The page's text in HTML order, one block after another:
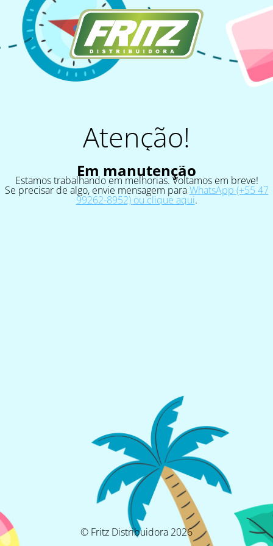
Atenção!
Em manutenção
Estamos trabalhando em melhorias. Voltamos em breve!
Se precisar de algo, envie mensagem paraWhatsApp (+55 47
99262-8952) ou clique aqui.
© Fritz Distribuidora 2026